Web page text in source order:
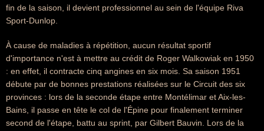
fin de la saison, il devient professionnel au sein de l'équipe Riva
Sport-Dunlop.
À cause de maladies à répétition, aucun résultat sportif
d'importance n'est à mettre au crédit de Roger Walkowiak en 1950
: en effet, il contracte cinq angines en six mois. Sa saison 1951
débute par de bonnes prestations réalisées sur le Circuit des six
provinces : lors de la seconde étape entre Montélimar et Aix-les-
Bains, il passe en tête le col de l'Épine pour finalement terminer
second de l'étape, battu au sprint, par Gilbert Bauvin. Lors de la